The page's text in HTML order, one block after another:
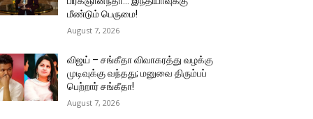
மீண்டும் பெருமை!
August 7, 2026
விஜய் – சங்கீதா விவாகரத்து வழக்கு
முடிவுக்கு வந்தது; மனுவை திரும்பப்
பெற்றார் சங்கீதா!
August 7, 2026